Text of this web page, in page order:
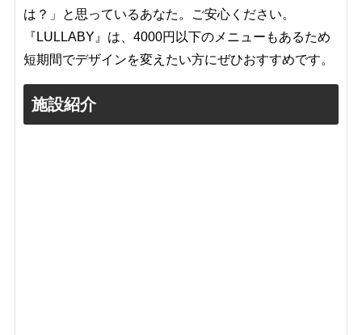
は？」と思っているあなた。ご安心ください。
『LULLABY』は、4000円以下のメニューもあるため
短期間でデザインを変えたい方にぜひおすすめです。
施設紹介